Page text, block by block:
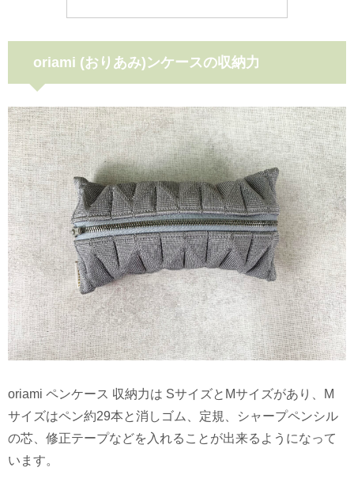
oriami (おりあみ)ンケースの収納力
oriami ペンケース 収納力は SサイズとMサイズがあり、M
サイズはペン約29本と消しゴム、定規、シャープペンシル
の芯、修正テープなどを入れることが出来るようになって
います。